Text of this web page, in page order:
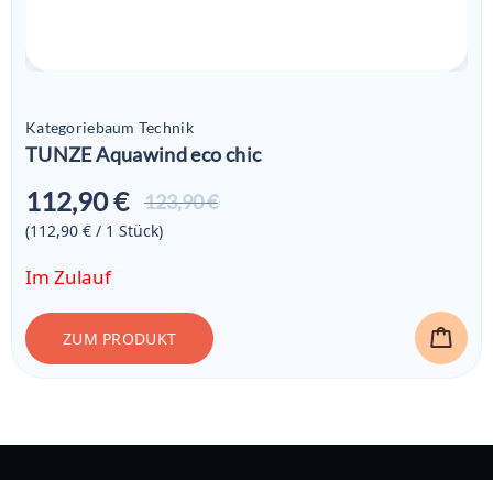
Kategoriebaum Technik
TUNZE Aquawind eco chic
123,90 €
112,90 €
Aktueller
(112,90 € / 1 Stück)
Im Zulauf
ZUM PRODUKT